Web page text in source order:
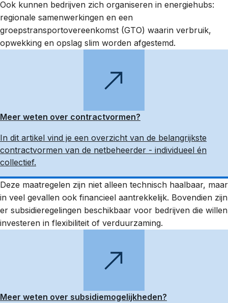
Ook kunnen bedrijven zich organiseren in energiehubs:
regionale samenwerkingen en een
groepstransportovereenkomst (GTO) waarin verbruik,
opwekking en opslag slim worden afgestemd.
Meer weten over contractvormen?
In dit artikel vind je een overzicht van de belangrijkste
contractvormen van de netbeheerder - individueel én
collectief.
Deze maatregelen zijn niet alleen technisch haalbaar, maar
in veel gevallen ook financieel aantrekkelijk. Bovendien zijn
er subsidieregelingen beschikbaar voor bedrijven die willen
investeren in flexibiliteit of verduurzaming.
Meer weten over subsidiemogelijkheden?